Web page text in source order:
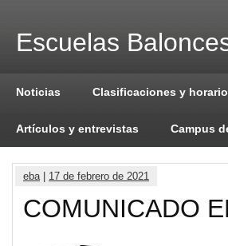
Escuelas
Noticias Clasificaciones y
Artículos y entrevistas Campus
eba| 17 de febrero de 2021
COMUNICADO